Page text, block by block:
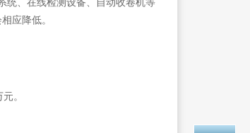
应降低。
。